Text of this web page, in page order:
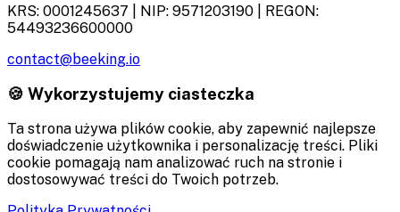
KRS: 0001245637 | NIP: 9571203190 | REGON:
54493236600000
contact@beeking.io
🍪 Wykorzystujemy ciasteczka
Ta strona używa plików cookie, aby zapewnić najlepsze
doświadczenie użytkownika i personalizację treści. Pliki
cookie pomagają nam analizować ruch na stronie i
dostosowywać treści do Twoich potrzeb.